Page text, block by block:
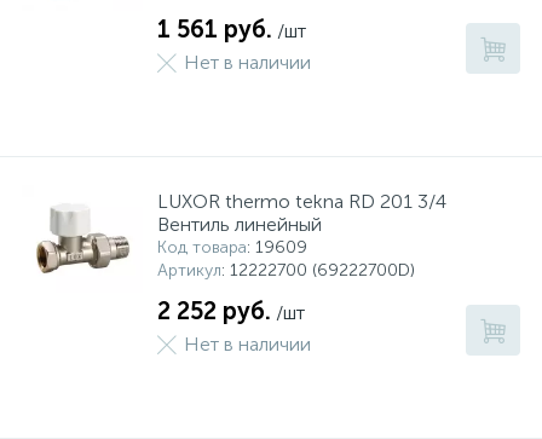
1 561 руб. /шт
Нет в наличии
LUXOR thermo tekna RD 201 3/4
Вентиль линейный
Код товара: 19609
Артикул: 12222700 (69222700D)
2 252 руб. /шт
Нет в наличии